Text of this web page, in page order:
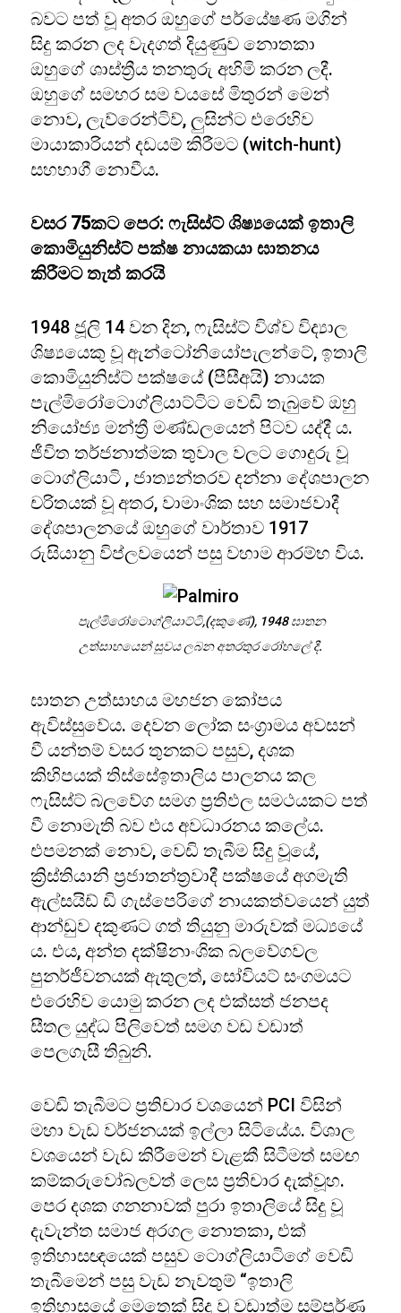
බවට පත් වූ අතර ඔහුගේ පර්යේෂණ මගින්
සිදු කරන ලද වැදගත් දියුණුව නොතකා
ඔහුගේ ශාස්ත්‍රීය තනතුරු අහිමි කරන ලදී.
ඔහුගේ සමහර සම වයසේ මිතුරන් මෙන්
නොව, ලැව්රෙන්ටිව්, ලුසින්ට එරෙහිව
මායාකාරියන් දඩයම් කිරීමට (witch-hunt)
සහභාගී නොවීය.
වසර 75කට පෙර: ෆැසිස්ට් ශිෂ්‍යයෙක් ඉතාලි
කොමියුනිස්ට් පක්ෂ නායකයා ඝාතනය
කිරීමට තැත් කරයි
1948 ජූලි 14 වන දින, ෆැසිස්ට් විශ්ව විද්‍යාල
ශිෂ්‍යයෙකු වූ ඇන්ටෝනියෝපැලන්ටේ, ඉතාලි
කොමියුනිස්ට් පක්ෂයේ (පීසීඅයි) නායක
පැල්මිරෝටොග්ලියාට්ටිට වෙඩි තැබුවේ ඔහු
නියෝජ්‍ය මන්ත්‍රී මණ්ඩලයෙන් පිටව යද්දී ය.
ජීවිත තර්ජනාත්මක තුවාල වලට ගොදුරු වූ
ටොග්ලියාටි , ජාත්‍යන්තරව දන්නා දේශපාලන
චරිතයක් වූ අතර, වාමාංශික සහ සමාජවාදී
දේශපාලනයේ ඔහුගේ වාර්තාව 1917
රුසියානු විප්ලවයෙන් පසු වහාම ආරම්භ විය.
පැල්මිරෝටොග්ලියාට්ටි,(දකුණේ), 1948 ඝාතන
උත්සාහයෙන් සුවය ලබන අතරතුර රෝහලේ දී.
ඝාතන උත්සාහය මහජන කෝපය
ඇවිස්සුවේය. දෙවන ලෝක සංග්‍රාමය අවසන්
වී යන්තම් වසර තුනකට පසුව, දශක
කිහිපයක් තිස්සේඉතාලිය පාලනය කල
ෆැසිස්ට් බලවේග සමග ප්‍රතිඵල සමථයකට පත්
වී නොමැති බව එය අවධාරනය කලේය.
එපමනක් නොව, වෙඩි තැබීම සිදු වූයේ,
ක්‍රිස්තියානි ප්‍රජාතන්ත්‍රවාදී පක්ෂයේ අගමැති
ඇල්සයිඩ් ඩි ගැස්පෙරිගේ නායකත්වයෙන් යුත්
ආන්ඩුව දකුණට ගත් තියුනු මාරුවක් මධ්‍යයේ
ය. එය, අන්ත දක්ෂිනාංශික බලවේගවල
පුනර්ජීවනයක් ඇතුලත්, සෝවියට් සංගමයට
එරෙහිව යොමු කරන ලද එක්සත් ජනපද
සීතල යුද්ධ පිලිවෙත් සමග වඩ වඩාත්
පෙලගැසී තිබුනි.
වෙඩි තැබීමට ප්‍රතිචාර වශයෙන් PCI විසින්
මහා වැඩ වර්ජනයක් ඉල්ලා සිටියේය. විශාල
වශයෙන් වැඩ කිරීමෙන් වැළකී සිටීමත් සමඟ
කම්කරුවෝබලවත් ලෙස ප්‍රතිචාර දැක්වූහ.
පෙර දශක ගනනාවක් පුරා ඉතාලියේ සිදු වූ
දැවැන්ත සමාජ අරගල නොතකා, එක්
ඉතිහාසඥයෙක් පසුව ටොග්ලියාටිගේ වෙඩි
තැබීමෙන් පසු වැඩ නැවතුම් “ඉතාලි
ඉතිහාසයේ මෙතෙක් සිදු වූ වඩාත්ම සම්පූර්ණ